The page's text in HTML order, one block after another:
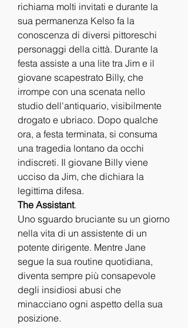
richiama molti invitati e durante la
sua permanenza Kelso fa la
conoscenza di diversi pittoreschi
personaggi della città. Durante la
festa assiste a una lite tra Jim e il
giovane scapestrato Billy, che
irrompe con una scenata nello
studio dell'antiquario, visibilmente
drogato e ubriaco. Dopo qualche
ora, a festa terminata, si consuma
una tragedia lontano da occhi
indiscreti. Il giovane Billy viene
ucciso da Jim, che dichiara la
legittima difesa.
The Assistant.
Uno sguardo bruciante su un giorno
nella vita di un assistente di un
potente dirigente. Mentre Jane
segue la sua routine quotidiana,
diventa sempre più consapevole
degli insidiosi abusi che
minacciano ogni aspetto della sua
posizione.